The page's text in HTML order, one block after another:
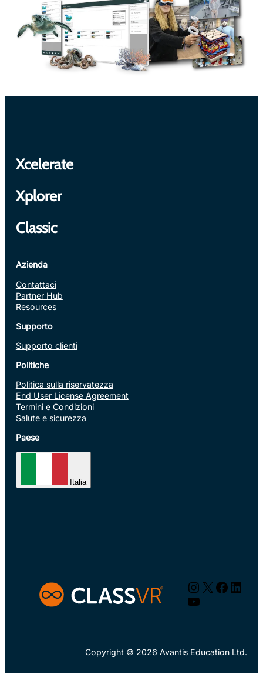
Xcelerate
Xplorer
Classic
Azienda
Contattaci
Partner Hub
Resources
Supporto
Supporto clienti
Politiche
Politica sulla riservatezza
End User License Agreement
Termini e Condizioni
Salute e sicurezza
Paese
Italia
Instagram
X
YouTube
Copyright © 2026 Avantis Education Ltd.